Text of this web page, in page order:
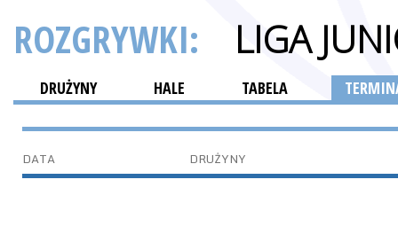
ROZGRYWKI: LIGA
DRUŻYNY HALE TABELA
DATA DRUŻYNY